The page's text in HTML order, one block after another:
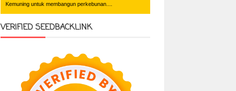
Kemuning untuk membangun perkebunan....
VERIFIED SEEDBACKLINK